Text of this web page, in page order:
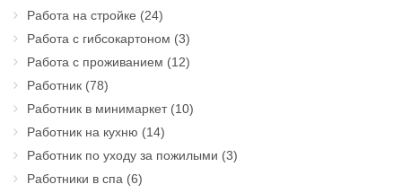
Работа на стройке (24)
Работа с гибсокартоном (3)
Работа с проживанием (12)
Работник (78)
Работник в минимаркет(10)
Работник на кухню (14)
Работник по уходу за пожилыми (3)
Работники в спа (6)